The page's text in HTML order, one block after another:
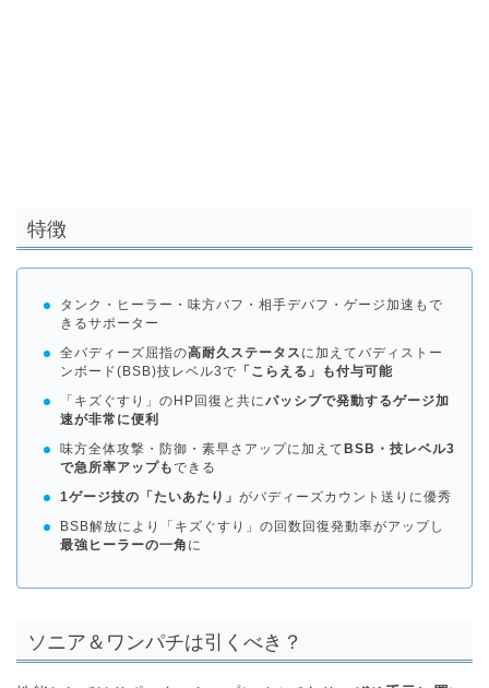
特徴
タンク・ヒーラー・味方バフ・相手デバフ・ゲージ加速もで
きるサポーター
全バディーズ屈指の高耐久ステータス に加えてバディストー
ンボード(BSB)技レベル3で 「こらえる」も付与可能
「キズぐすり」のHP回復と共にパッシブで発動するゲージ加
速が非常に便利
味方全体攻撃・防御・素早さアップに加えて BSB・技レベル3
で急所率アップもできる
1ゲージ技の「たいあたり」 がバディーズカウント送りに優秀
BSB解放により「キズぐすり」の回数回復発動率がアップし
最強ヒーラーの一角 に
ソニア＆ワンパチは引くべき？